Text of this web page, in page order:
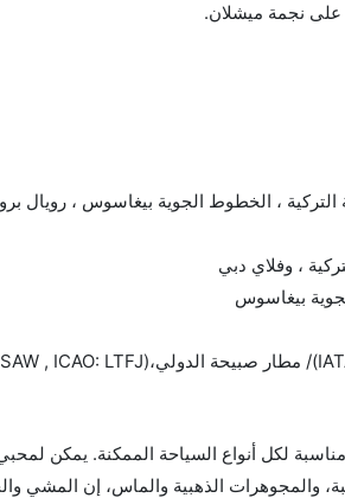
على نجمة ميشلان.
، الخطوط الجوية بيغاسوس ، رويال
، وفلاي دبي
بيغاسوس
لكل أنواع السياحة الممكنة. يمكن
والمجوهرات الذهبية والماس، إن المشي